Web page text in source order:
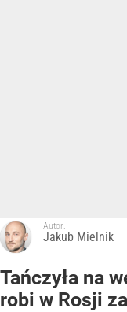
Autor:
Jakub Mielnik
Tańczyła na
robi w Rosji